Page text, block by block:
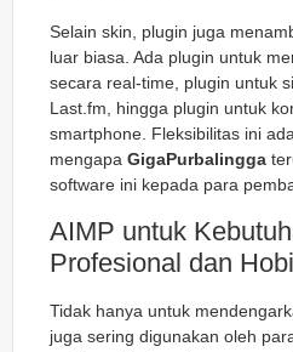
Selain skin, plugin juga
luar biasa. Ada plugin untuk
secara real-time, plugin untuk
Last.fm, hingga plugin untuk
smartphone. Fleksibilitas ini
mengapa GigaPurbalingga
software ini kepada para
AIMP untuk
Profesional dan Hobi
Tidak hanya untuk
juga sering digunakan oleh